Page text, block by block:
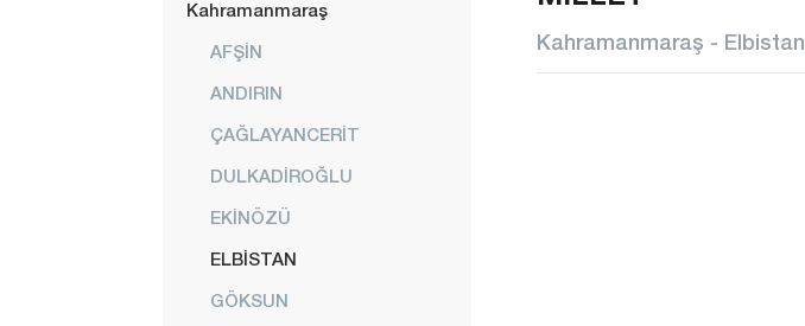
Kahramanmaraş
AFŞİN
ANDIRIN
ÇAĞLAYANCERİT
DULKADİROĞLU
EKİNÖZÜ
ELBİSTAN
GÖKSUN
Kahramanmaraş - Elbistan